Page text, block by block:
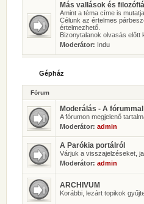
Más vallások és
Amint a téma címe is
Célunk az értelmes
értelmezhető.
Bizonytalanok olvasás
Moderátor: Indu
Gépház
Fórum
Moderálás - A
A fórumon megjelenő
Moderátor: admin
A Parókia portálról
Várjuk a visszajelzéseket,
Moderátor: admin
ARCHIVUM
Korábbi, lezárt topikok